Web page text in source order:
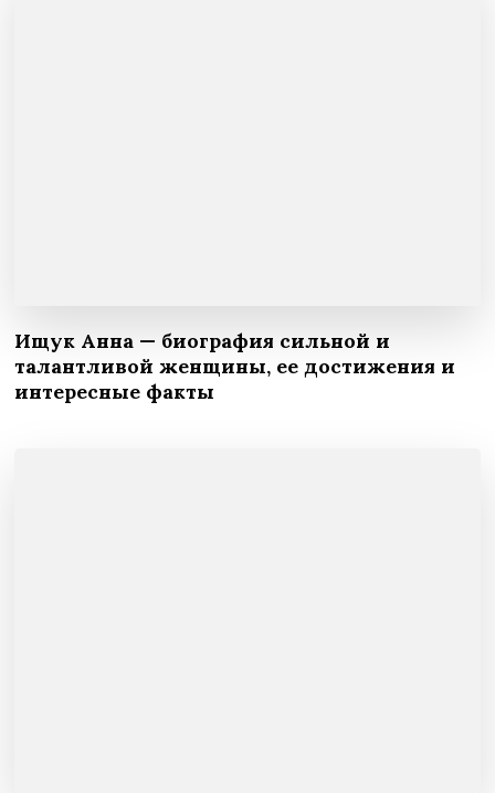
Ищук Анна — биография сильной и
талантливой женщины, ее достижения и
интересные факты